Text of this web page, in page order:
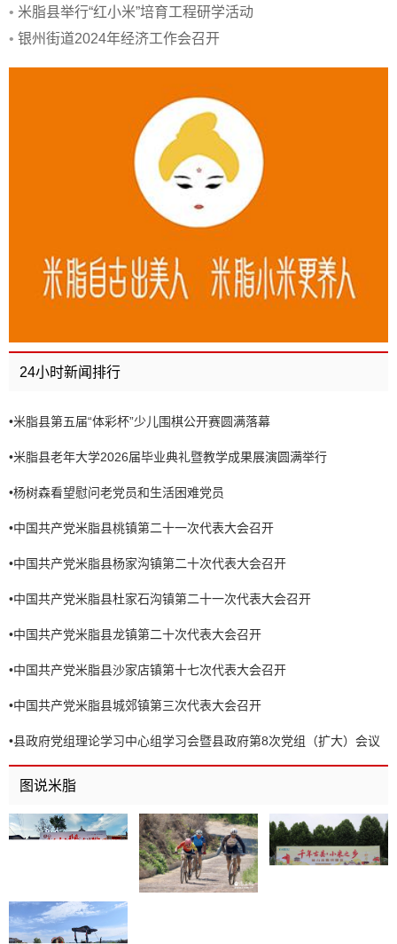
• 米脂县举行“红小米”培育工程研学活动
• 银州街道2024年经济工作会召开
24小时新闻排行
•米脂县第五届“体彩杯”少儿围棋公开赛圆满落幕
•米脂县老年大学2026届毕业典礼暨教学成果展演圆满举行
•杨树森看望慰问老党员和生活困难党员
•中国共产党米脂县桃镇第二十一次代表大会召开
•中国共产党米脂县杨家沟镇第二十次代表大会召开
•中国共产党米脂县杜家石沟镇第二十一次代表大会召开
•中国共产党米脂县龙镇第二十次代表大会召开
•中国共产党米脂县沙家店镇第十七次代表大会召开
•中国共产党米脂县城郊镇第三次代表大会召开
•县政府党组理论学习中心组学习会暨县政府第8次党组（扩大）会议
召开
图说米脂